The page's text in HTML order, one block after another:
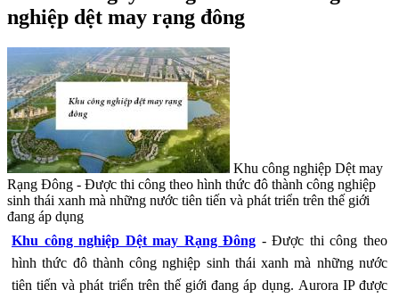
nghiệp dệt may rạng đông
Khu công nghiệp Dệt may
Rạng Đông - Được thi công theo hình thức đô thành công nghiệp
sinh thái xanh mà những nước tiên tiến và phát triển trên thế giới
đang áp dụng
Khu công nghiệp Dệt may Rạng Đông - Được thi công theo
hình thức đô thành công nghiệp sinh thái xanh mà những nước
tiên tiến và phát triển trên thế giới đang áp dụng. Aurora IP được